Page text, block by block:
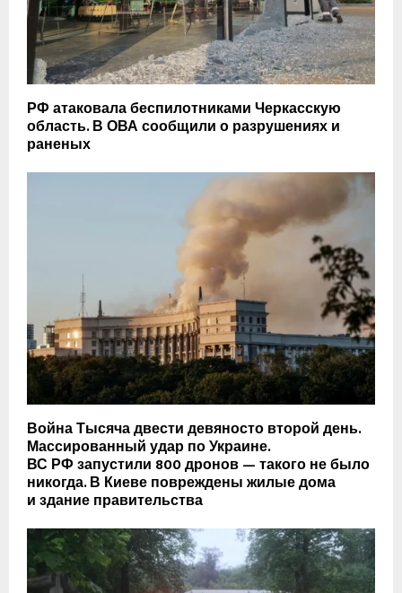
РФ атаковала беспилотниками Черкасскую
область. В ОВА сообщили о разрушениях и
раненых
Война Тысяча двести девяносто второй день.
Массированный удар по Украине.
ВС РФ запустили 800 дронов — такого не было
никогда. В Киеве повреждены жилые дома
и здание правительства